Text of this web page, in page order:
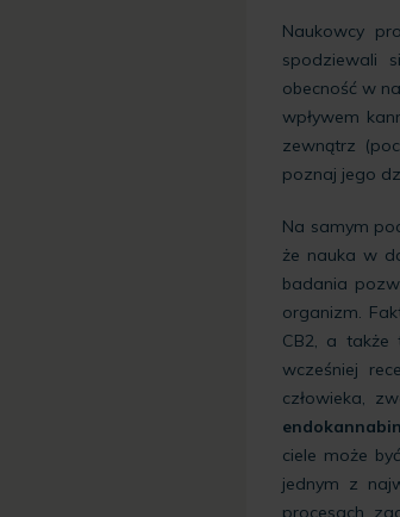
Naukowcy
spodziewali
obecność w
wpływem
zewnątrz
poznaj jego
Na samym
że nauka w
badania
organizm.
CB2, a także
wcześniej
człowieka,
ciele może
jednym z
procesach